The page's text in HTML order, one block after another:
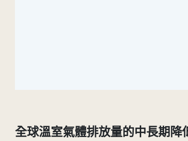
全球溫室氣體排放量的中長期降